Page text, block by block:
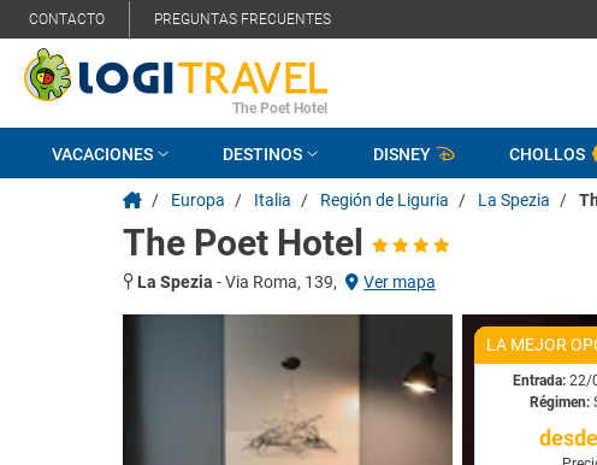
CONTACTO PREGUNTAS FRECUENTES
The Poet Hotel
VACACIONES DESTINOS DISNEY CHOLLOS
/ Europa / Italia / Región de Liguria / La Spezia /
The Poet Hotel
La Spezia -Via Roma, 139, Ver mapa
LA MEJOR
Entrada: 22/
Régimen:
desde